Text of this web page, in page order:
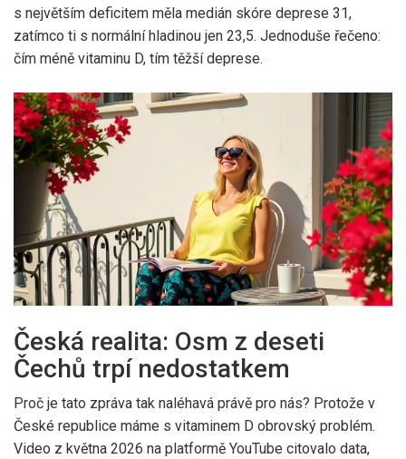
s největším deficitem měla medián skóre deprese 31,
zatímco ti s normální hladinou jen 23,5. Jednoduše řečeno:
čím méně vitaminu D, tím těžší deprese.
Česká realita: Osm z deseti
Čechů trpí nedostatkem
Proč je tato zpráva tak naléhavá právě pro nás? Protože v
České republice máme s vitaminem D obrovský problém.
Video z května 2026 na platformě YouTube citovalo data,